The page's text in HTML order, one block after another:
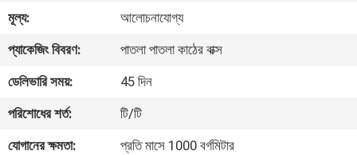
কারখানা
ভ্রমণ
মান
নিয়ন্ত্রণ
মূল্য:
আলোচনাযোগ্য
প্যাকেজিং বিবরণ:
পাতলা পাতলা কাঠের বাক্স
ডেলিভারি সময়:
45 দিন
পরিশোধের শর্ত:
টি/টি
যোগানের ক্ষমতা:
প্রতি মাসে 1000 বর্গমিটার